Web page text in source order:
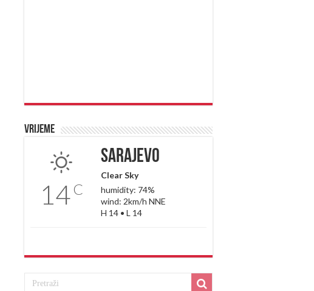
Vrijeme
14C
Sarajevo
Clear Sky
humidity: 74%
wind: 2km/h NNE
H 14 • L 14